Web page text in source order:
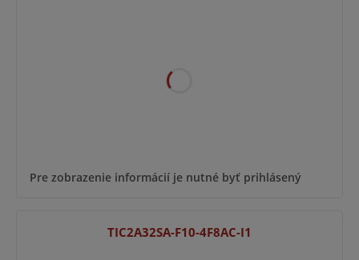
Pre zobrazenie informácií je nutné byť prihlásený
TIC2A32SA-F10-4F8AC-I1